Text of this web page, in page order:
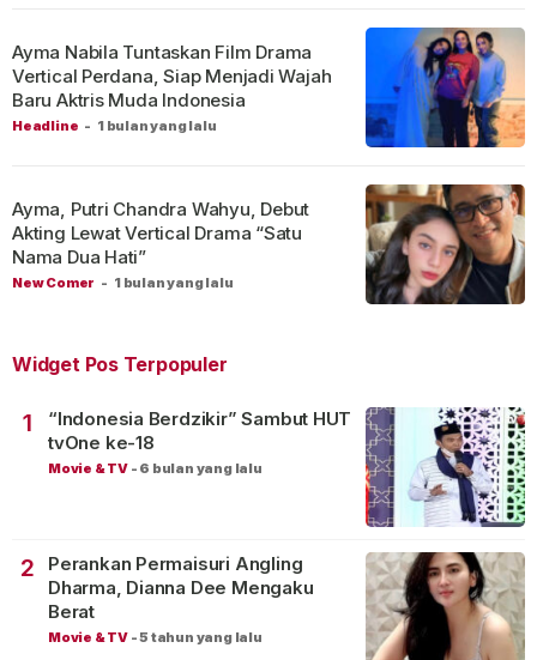
Headline - 1 bulan yang lalu
Ayma Nabila Tuntaskan Film Drama
Vertical Perdana, Siap Menjadi Wajah
Baru Aktris Muda Indonesia
New Comer - 1 bulan yang lalu
Ayma, Putri Chandra Wahyu, Debut
Akting Lewat Vertical Drama “Satu
Nama Dua Hati”
Widget Pos Terpopuler
1
“Indonesia Berdzikir” Sambut HUT
tvOne ke-18
Movie & TV - 6 bulan yang lalu
2
Perankan Permaisuri Angling
Dharma, Dianna Dee Mengaku
Berat
Movie & TV -5 tahun yang lalu